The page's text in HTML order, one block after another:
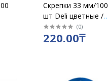
Скрепки 33 мм/100
шт Deli цветные /
39716
(0)
220.00₸